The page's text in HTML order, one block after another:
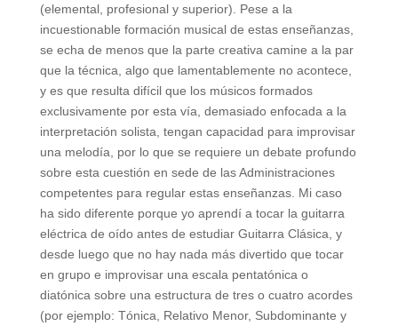
(elemental, profesional y superior). Pese a la
incuestionable formación musical de estas enseñanzas,
se echa de menos que la parte creativa camine a la par
que la técnica, algo que lamentablemente no acontece,
y es que resulta difícil que los músicos formados
exclusivamente por esta vía, demasiado enfocada a la
interpretación solista, tengan capacidad para improvisar
una melodía, por lo que se requiere un debate profundo
sobre esta cuestión en sede de las Administraciones
competentes para regular estas enseñanzas. Mi caso
ha sido diferente porque yo aprendí a tocar la guitarra
eléctrica de oído antes de estudiar Guitarra Clásica, y
desde luego que no hay nada más divertido que tocar
en grupo e improvisar una escala pentatónica o
diatónica sobre una estructura de tres o cuatro acordes
(por ejemplo: Tónica, Relativo Menor, Subdominante y